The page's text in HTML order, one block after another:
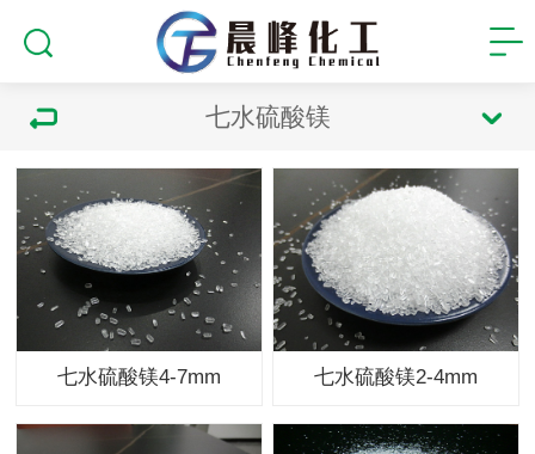
七水硫酸镁
七水硫酸镁4-7mm 七水硫酸镁2-4mm